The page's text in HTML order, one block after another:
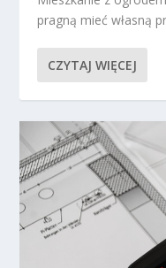
pragną mieć własną
CZYTAJ WIĘCEJ